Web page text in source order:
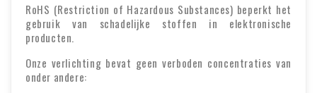
RoHS (Restriction of Hazardous Substances) beperkt het
gebruik van schadelijke stoffen in elektronische
producten.
Onze verlichting bevat geen verboden concentraties van
onder andere: